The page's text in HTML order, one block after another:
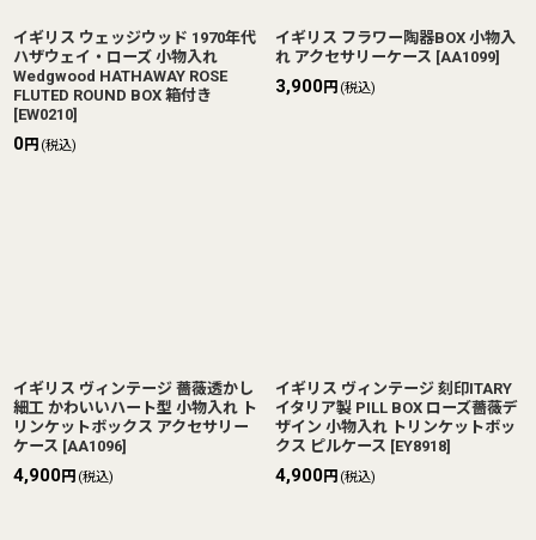
イギリス ウェッジウッド 1970年代
ハザウェイ・ローズ 小物入れ
Wedgwood HATHAWAY ROSE
FLUTED ROUND BOX 箱付き
[EW0210]
0円 (税込)
イギリス フラワー陶器BOX 小物入
れ アクセサリーケース [AA1099]
3,900円 (税込)
イギリス ヴィンテージ 薔薇透かし
細工 かわいいハート型 小物入れ ト
リンケットボックス アクセサリー
ケース [AA1096]
4,900円 (税込)
イギリス ヴィンテージ 刻印ITARY
イタリア製 PILL BOX ローズ薔薇デ
ザイン 小物入れ トリンケットボッ
クス ピルケース [EY8918]
4,900円 (税込)